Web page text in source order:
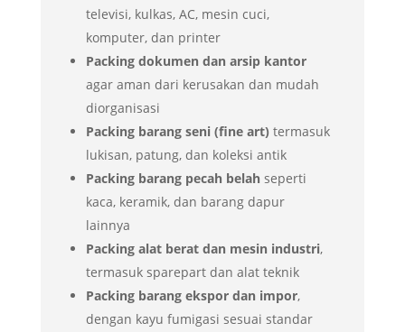
televisi, kulkas, AC, mesin cuci,
komputer, dan printer
Packing dokumen dan arsip kantor
agar aman dari kerusakan dan mudah
diorganisasi
Packing barang seni (fine art) termasuk
lukisan, patung, dan koleksi antik
Packing barang pecah belah seperti
kaca, keramik, dan barang dapur
lainnya
Packing alat berat dan mesin industri,
termasuk sparepart dan alat teknik
Packing barang ekspor dan impor,
dengan kayu fumigasi sesuai standar